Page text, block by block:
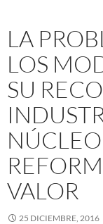
LA
LOS
SU
VALOR
25 DICIEMBRE, 2016